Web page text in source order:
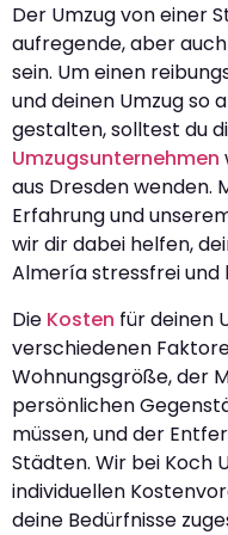
Der Umzug von einer
aufregende, aber
sein. Um einen
und deinen Umzug so
gestalten, solltest du
Umzugsunternehmen
aus Dresden wenden.
Erfahrung und
wir dir dabei helfen,
Almería stressfrei und
Die Kosten für deinen
verschiedenen
Wohnungsgröße, der
persönlichen
müssen, und der
Städten. Wir bei Koch
individuellen
deine Bedürfnisse